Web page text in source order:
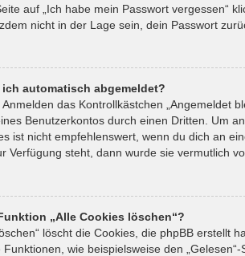
auf „Ich habe mein Passwort vergessen“
nicht in der Lage sein, dein Passwort
ich automatisch abgemeldet?
das Kontrollkästchen „Angemeldet
Benutzerkontos durch einen Dritten. Um
ist nicht empfehlenswert, wenn du dich an
Verfügung steht, dann wurde sie vermutlich
„Alle Cookies löschen“?
löscht die Cookies, die phpBB
Funktionen, wie beispielsweise den